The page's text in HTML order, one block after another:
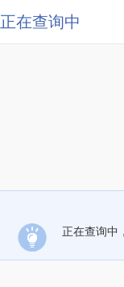
正在查询中
正在查询中